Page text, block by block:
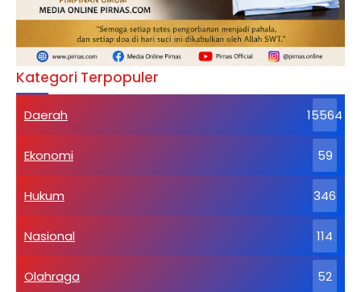
Kategori Terpopuler
Daerah 15564
Ekonomi 59
Hukum 346
Nasional 114
Olahraga 52